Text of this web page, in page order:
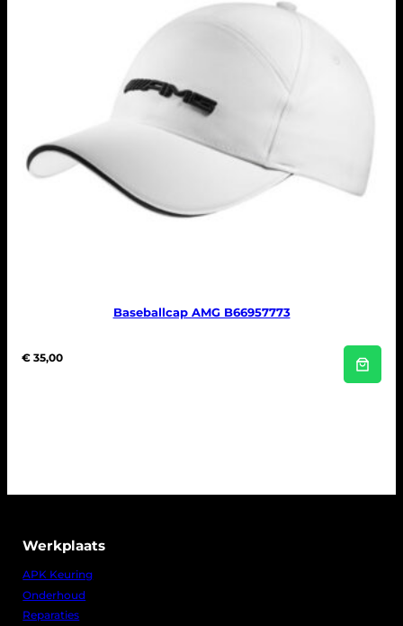
Baseballcap AMG B66957773
€ 35,00
Werkplaats
APK Keuring
Onderhoud
Reparaties